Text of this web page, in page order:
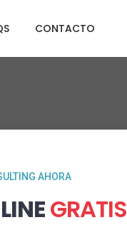
CONTACTO
AHORA
GRATIS